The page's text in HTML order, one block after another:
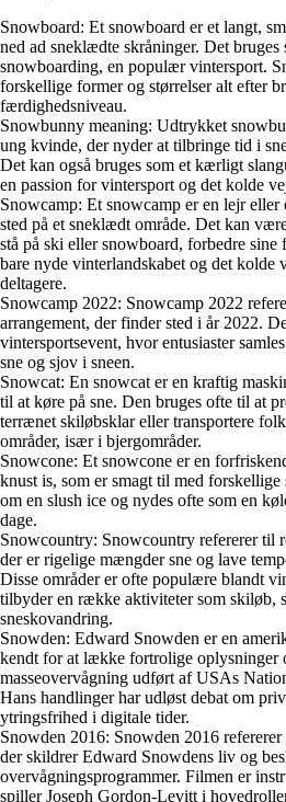
Snowboard: Et snowboard er et langt,
ned ad sneklædte skråninger. Det bruges
snowboarding, en populær vintersport.
forskellige former og størrelser alt efter
færdighedsniveau.
Snowbunny meaning: Udtrykket
ung kvinde, der nyder at tilbringe tid i
Det kan også bruges som et kærligt
en passion for vintersport og det kolde
Snowcamp: Et snowcamp er en lejr eller
sted på et sneklædt område. Det kan
stå på ski eller snowboard, forbedre
bare nyde vinterlandskabet og det kolde
deltagere.
Snowcamp 2022: Snowcamp 2022
arrangement, der finder sted i år 2022.
vintersportsevent, hvor entusiaster
sne og sjov i sneen.
Snowcat: En snowcat er en kraftig
til at køre på sne. Den bruges ofte til at
terrænet skiløbsklar eller transportere
områder, især i bjergområder.
Snowcone: Et snowcone er en
knust is, som er smagt til med
om en slush ice og nydes ofte som en
dage.
Snowcountry: Snowcountry refererer til
der er rigelige mængder sne og lave
Disse områder er ofte populære blandt
tilbyder en række aktiviteter som skiløb,
sneskovandring.
Snowden: Edward Snowden er en
kendt for at lække fortrolige oplysninger
masseovervågning udført af USAs
Hans handlinger har udløst debat om
ytringsfrihed i digitale tider.
Snowden 2016: Snowden 2016
der skildrer Edward Snowdens liv og
overvågningsprogrammer. Filmen er
spiller Joseph Gordon-Levitt i